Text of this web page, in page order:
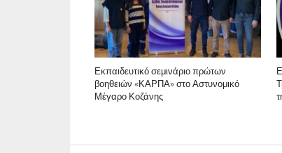
Εκπαιδευτικό σεμινάριο πρώτων
βοηθειών «ΚΑΡΠΑ» στο Αστυνομικό
Μέγαρο Κοζάνης